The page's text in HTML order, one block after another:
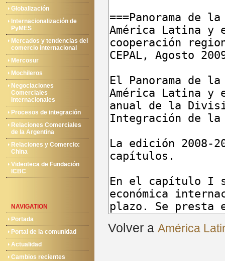
Globalización
Internacionalización de
PyMES
Mercados y tendencias del
comercio internacional
Mercosur
Mochileros
Negociaciones
Comerciales
Internacionales
Procesos de integración
Relaciones Comerciales
de la Argentina
Relaciones y Comercio:
China
Videoteca de Fundación
ICBC
NAVIGATION
Portada
Portal de la comunidad
Actualidad
Cambios recientes
Volver a América